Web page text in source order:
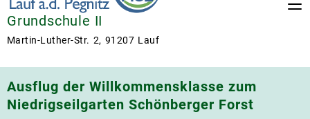
Grundschule II
Martin-Luther-Str. 2, 91207 Lauf
Ausflug der Willkommensklasse zum
Niedrigseilgarten Schönberger Forst